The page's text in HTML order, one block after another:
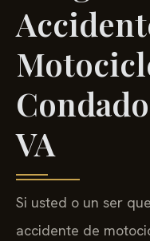
VA
Si usted o un ser
accidente de